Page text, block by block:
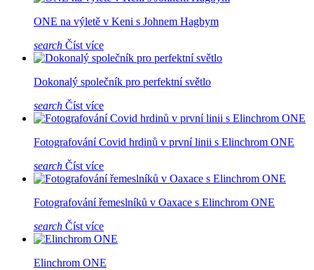
ONE na výletě v Keni s Johnem Hagbym
search Číst více
Dokonalý společník pro perfektní světlo
search Číst více
Fotografování Covid hrdinů v první linii s Elinchrom ONE
search Číst více
Fotografování řemeslníků v Oaxace s Elinchrom ONE
search Číst více
Elinchrom ONE